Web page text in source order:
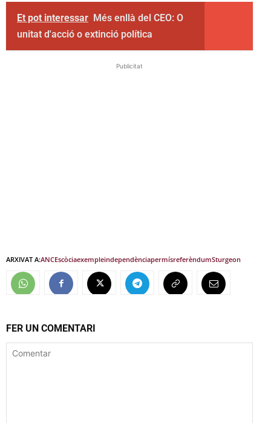
Et pot interessar Més enllà del CEO: O
unitat d'acció o extinció política
Publicitat
ARXIVAT A:ANCEscòciaexempleindependènciapermísreferèndumSturgeon
FER UN COMENTARI